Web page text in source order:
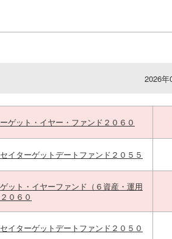
2026年
ゲット・イヤー・ファンド２０６０
イターゲットデートファンド２０５５
ット・イヤーファンド（６資産・運用
０６０
イターゲットデートファンド２０５０